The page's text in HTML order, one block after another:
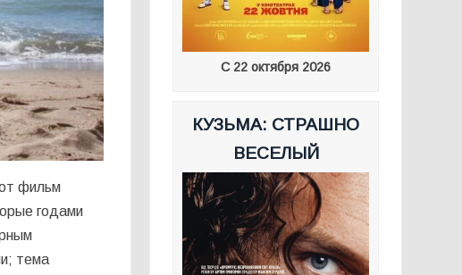
фильм
годами
тема
С 22 октября 2026
КУЗЬМА: СТРАШНО
ВЕСЕЛЫЙ